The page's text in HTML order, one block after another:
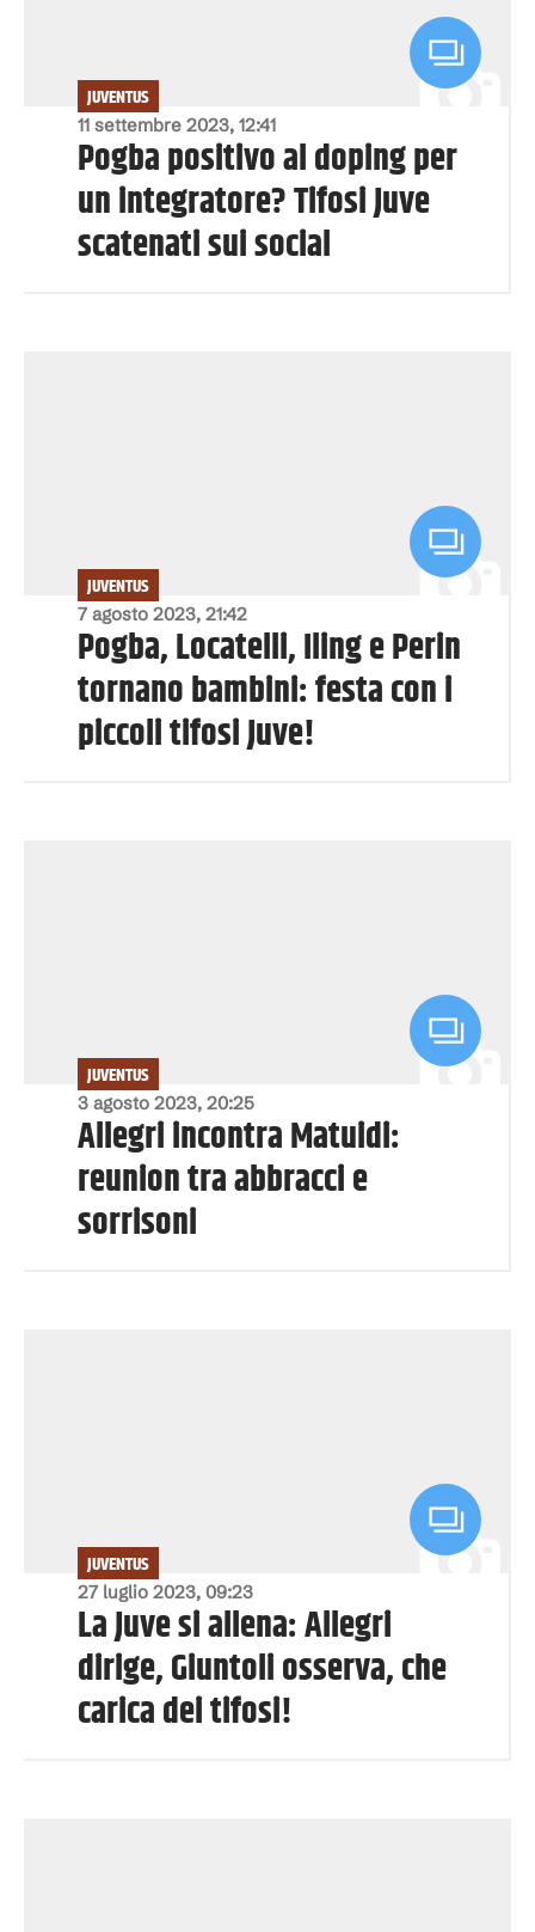
11 settembre 2023, 12:41
JUVENTUS
Pogba positivo al doping per
un integratore? Tifosi Juve
scatenati sui social
7 agosto 2023, 21:42
JUVENTUS
Pogba, Locatelli, Iling e Perin
tornano bambini: festa con i
piccoli tifosi Juve!
3 agosto 2023, 20:25
JUVENTUS
Allegri incontra Matuidi:
reunion tra abbracci e
sorrisoni
27 luglio 2023, 09:23
JUVENTUS
La Juve si allena: Allegri
dirige, Giuntoli osserva, che
carica dei tifosi!